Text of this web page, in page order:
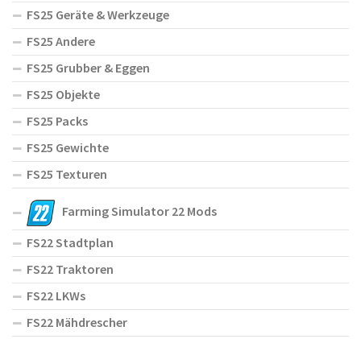
FS25 Geräte & Werkzeuge
FS25 Andere
FS25 Grubber & Eggen
FS25 Objekte
FS25 Packs
FS25 Gewichte
FS25 Texturen
Farming Simulator 22 Mods
FS22 Stadtplan
FS22 Traktoren
FS22 LKWs
FS22 Mähdrescher